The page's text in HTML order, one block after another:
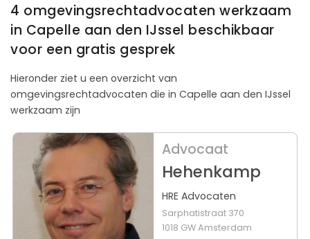
4 omgevingsrechtadvocaten werkzaam
in Capelle aan den IJssel beschikbaar
voor een gratis gesprek
Hieronder ziet u een overzicht van
omgevingsrechtadvocaten die in Capelle aan den IJssel
werkzaam zijn
Advocaat
Hehenkamp
HRE Advocaten
Sarphatistraat 370
1018 GW Amsterdam